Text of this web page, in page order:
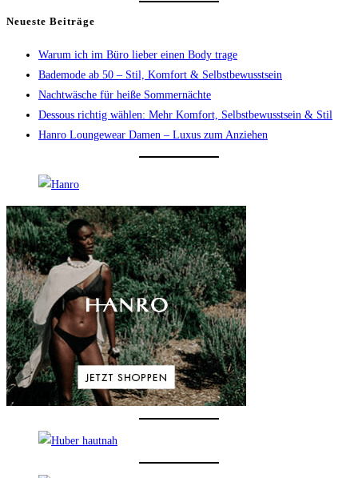
Neueste Beiträge
Warum ich im Büro lieber einen Body trage
Bademode ab 50 – Stil, Komfort & Selbstbewusstsein
Nachtwäsche für heiße Sommernächte
Dessous richtig wählen: Mehr Komfort, Selbstbewusstsein & Stil
Hanro Loungewear Damen – Luxus zum Anziehen